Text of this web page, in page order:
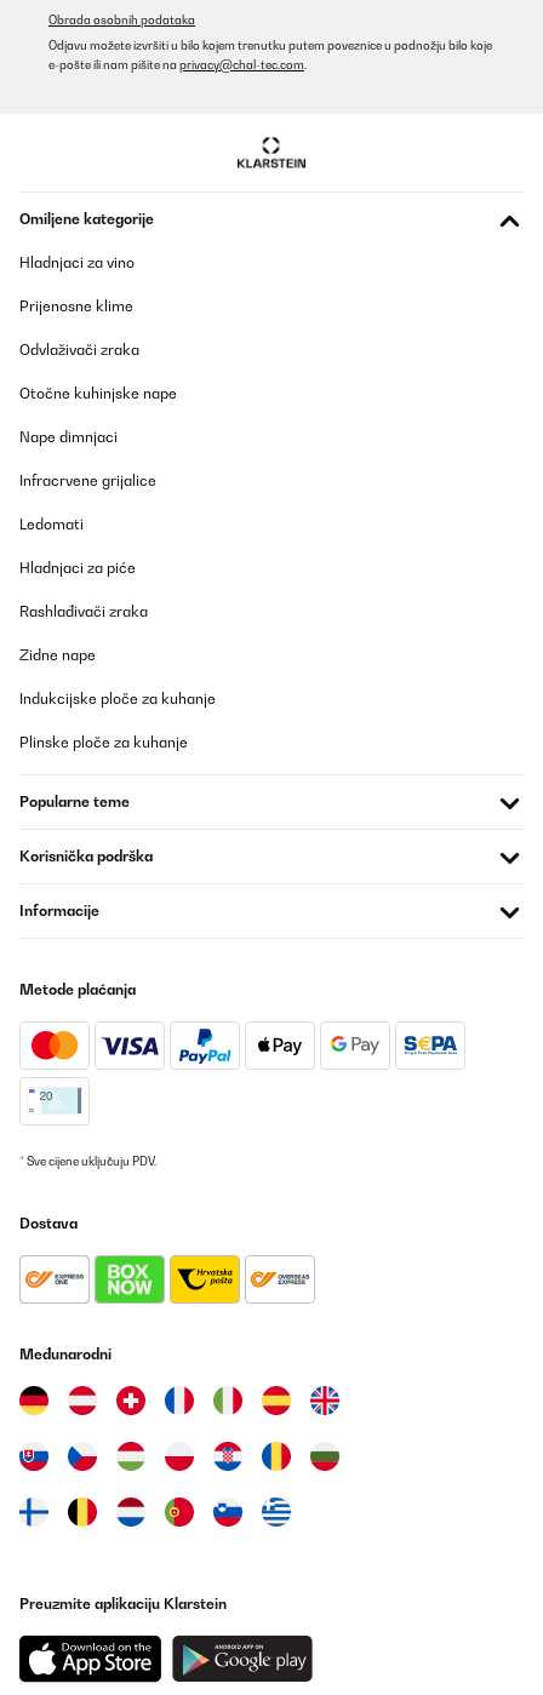
Obrada osobnih podataka
Odjavu možete izvršiti u bilo kojem trenutku putem poveznice u podnožju bilo koje
e-pošte ili nam pišite na privacy@chal-tec.com
Omiljene kategorije
Hladnjaci za vino
Prijenosne klime
Odvlaživači zraka
Otočne kuhinjske nape
Nape dimnjaci
Infracrvene grijalice
Ledomati
Hladnjaci za piće
Rashlađivači zraka
Zidne nape
Indukcijske ploče za kuhanje
Plinske ploče za kuhanje
Popularne teme
Korisnička podrška
Informacije
Metode plaćanja
* Sve cijene uključuju PDV.
Dostava
Međunarodni
Preuzmite aplikaciju Klarstein